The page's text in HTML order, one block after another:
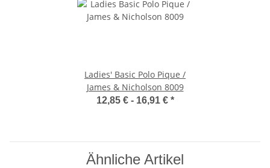
Ladies' Basic Polo Pique /
James & Nicholson 8009
12,85 € - 16,91 € *
Ähnliche Artikel